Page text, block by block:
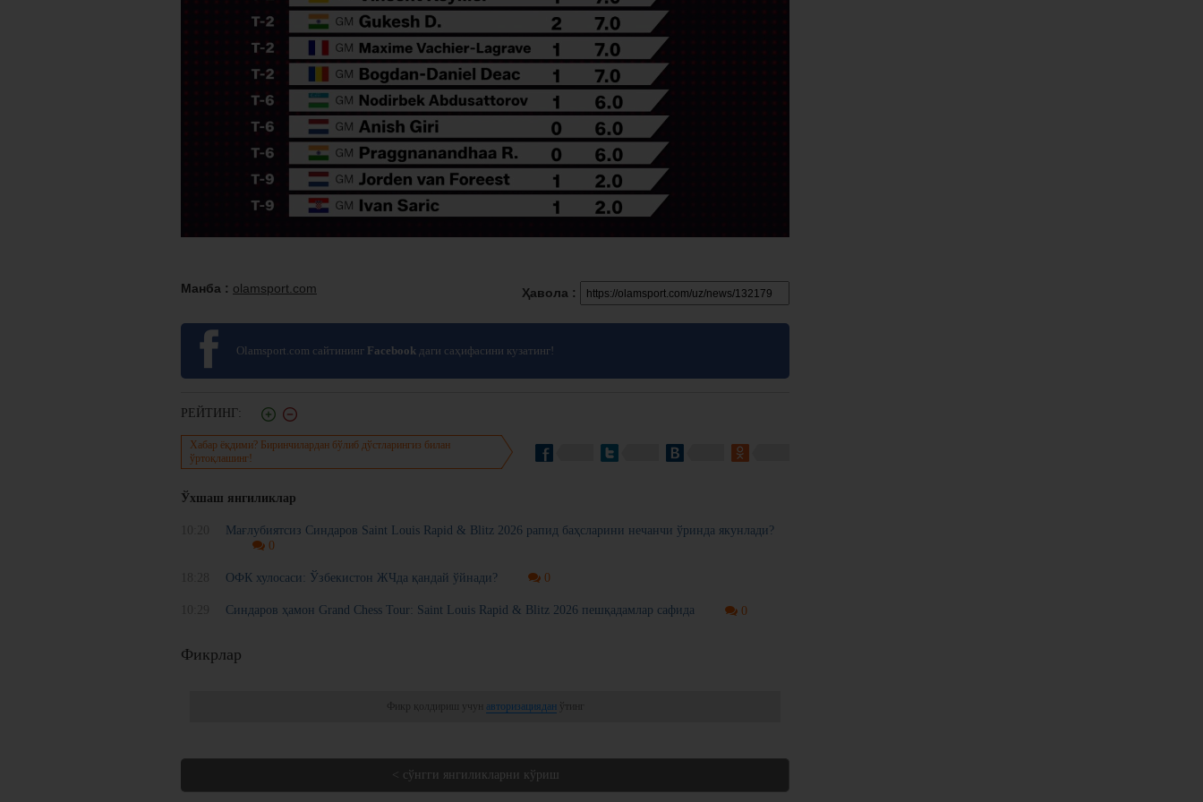
Ҳавола :
Манба : olamsport.com
Olamsport.com сайтининг Facebook даги саҳифасини кузатинг!
РЕЙТИНГ:
Хабар ёқдими? Биринчилардан бўлиб дўстларингиз билан
ўртоқлашинг!
Ўхшаш янгиликлар
Мағлубиятсиз Синдаров Saint Louis Rapid & Blitz 2026 рапид баҳсларини нечанчи ўринда якунлади?
0
ОФК хулосаси: Ўзбекистон ЖЧда қандай ўйнади? 0
Синдаров ҳамон Grand Chess Tour: Saint Louis Rapid & Blitz 2026 пешқадамлар сафида 0
Фикрлар
Фикр қолдириш учун авторизацияданўтинг
< сўнгги янгиликларни кўриш